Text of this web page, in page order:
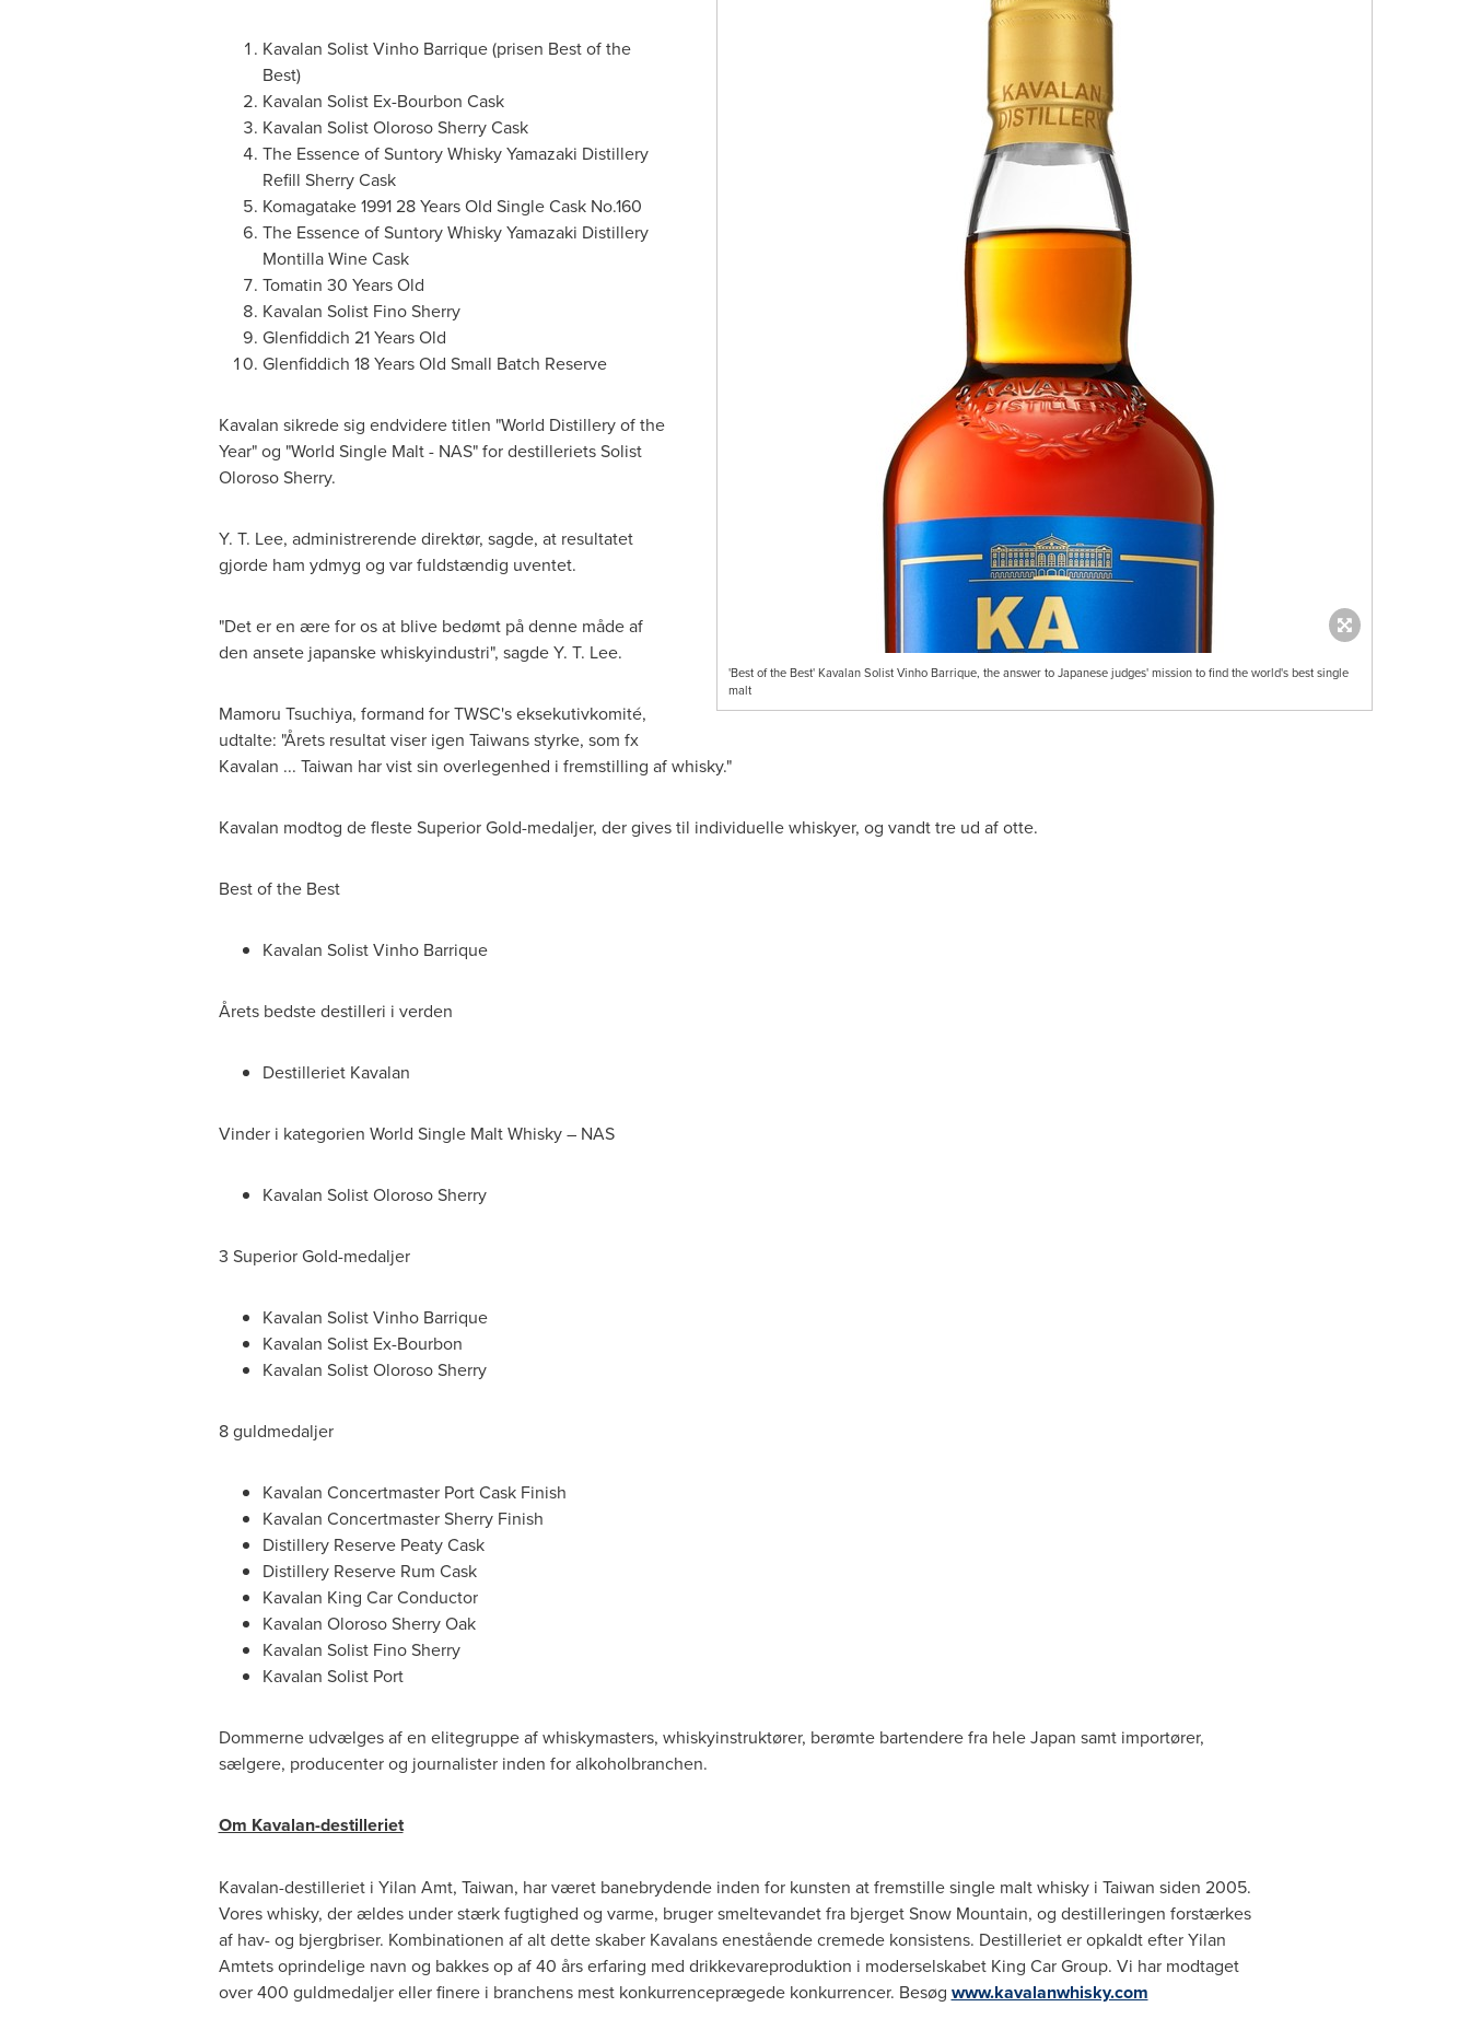
'Best of the Best' Kavalan Solist Vinho Barrique, the answer to Japanese judges' mission to find the world's best single
malt
Kavalan Solist Vinho Barrique (prisen Best of the
Best)
Kavalan Solist Ex-Bourbon Cask
Kavalan Solist Oloroso Sherry Cask
The Essence of Suntory Whisky Yamazaki Distillery
Refill Sherry Cask
Komagatake 1991 28 Years Old Single Cask No.160
The Essence of Suntory Whisky Yamazaki Distillery
Montilla Wine Cask
Tomatin 30 Years Old
Kavalan Solist Fino Sherry
Glenfiddich 21 Years Old
Glenfiddich 18 Years Old Small Batch Reserve
Kavalan sikrede sig endvidere titlen "World Distillery of the
Year" og "World Single Malt - NAS" for destilleriets Solist
Oloroso Sherry.
Y. T. Lee, administrerende direktør, sagde, at resultatet
gjorde ham ydmyg og var fuldstændig uventet.
"Det er en ære for os at blive bedømt på denne måde af
den ansete japanske whiskyindustri", sagde Y. T. Lee.
Mamoru Tsuchiya, formand for TWSC's eksekutivkomité,
udtalte: "Årets resultat viser igen Taiwans styrke, som fx
Kavalan ... Taiwan har vist sin overlegenhed i fremstilling af whisky."
Kavalan modtog de fleste Superior Gold-medaljer, der gives til individuelle whiskyer, og vandt tre ud af otte.
Best of the Best
Kavalan Solist Vinho Barrique
Årets bedste destilleri i verden
Destilleriet Kavalan
Vinder i kategorien World Single Malt Whisky – NAS
Kavalan Solist Oloroso Sherry
3 Superior Gold-medaljer
Kavalan Solist Vinho Barrique
Kavalan Solist Ex-Bourbon
Kavalan Solist Oloroso Sherry
8 guldmedaljer
Kavalan Concertmaster Port Cask Finish
Kavalan Concertmaster Sherry Finish
Distillery Reserve Peaty Cask
Distillery Reserve Rum Cask
Kavalan King Car Conductor
Kavalan Oloroso Sherry Oak
Kavalan Solist Fino Sherry
Kavalan Solist Port
Dommerne udvælges af en elitegruppe af whiskymasters, whiskyinstruktører, berømte bartendere fra heleJapan samt importører,
sælgere, producenter og journalister inden for alkoholbranchen.
Om Kavalan-destilleriet
Kavalan-destilleriet i Yilan Amt, Taiwan, har været banebrydende inden for kunsten at fremstille single malt whisky i Taiwan siden 2005.
Vores whisky, der ældes under stærk fugtighed og varme, bruger smeltevandet fra bjerget Snow Mountain, og destilleringen forstærkes
af hav- og bjergbriser. Kombinationen af alt dette skaber Kavalans enestående cremede konsistens. Destilleriet er opkaldt efter Yilan
Amtets oprindelige navn og bakkes op af 40 års erfaring med drikkevareproduktion i moderselskabet King Car Group. Vi har modtaget
over 400 guldmedaljer eller finere i branchens mest konkurrenceprægede konkurrencer. Besøg www.kavalanwhisky.com